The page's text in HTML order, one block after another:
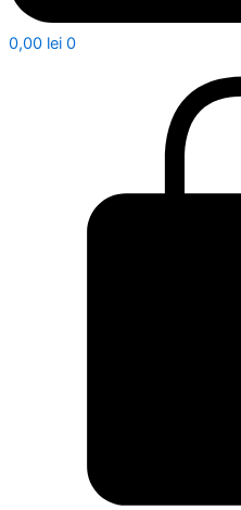
0,00 lei 0